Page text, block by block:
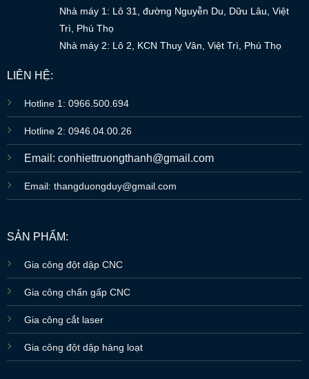
Nhà máy 1: Lô 31, đường Nguyễn Du, Dữu Lâu, Việt
Trì, Phú Thọ
Nhà máy 2: Lô 2, KCN Thuỵ Vân, Việt Trì, Phú Thọ
LIÊN HỆ:
Hotline 1: 0966.500.694
Hotline 2: 0946.04.00.26
Email: conhiettruongthanh@gmail.com
Email: thangduongduy@gmail.com
SẢN PHẨM:
Gia công đột dập CNC
Gia công chấn gấp CNC
Gia công cắt laser
Gia công đột dập hàng loạt